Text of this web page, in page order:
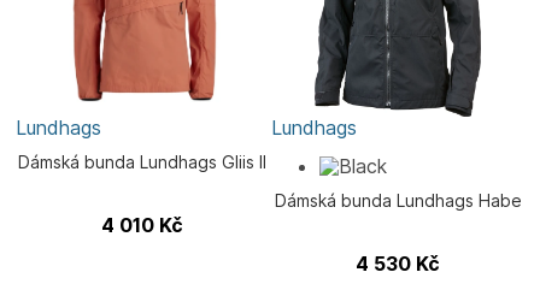
Lundhags
Dámská bunda Lundhags Gliis II
4 010 Kč
Lundhags
Dámská bunda Lundhags Habe
4 530 Kč